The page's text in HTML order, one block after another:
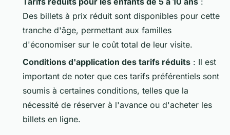
Des billets à prix réduit sont disponibles pour cette
tranche d'âge, permettant aux familles
d'économiser sur le coût total de leur visite.
Conditions d'application des tarifs réduits : Il est
important de noter que ces tarifs préférentiels sont
soumis à certaines conditions, telles que la
nécessité de réserver à l'avance ou d'acheter les
billets en ligne.